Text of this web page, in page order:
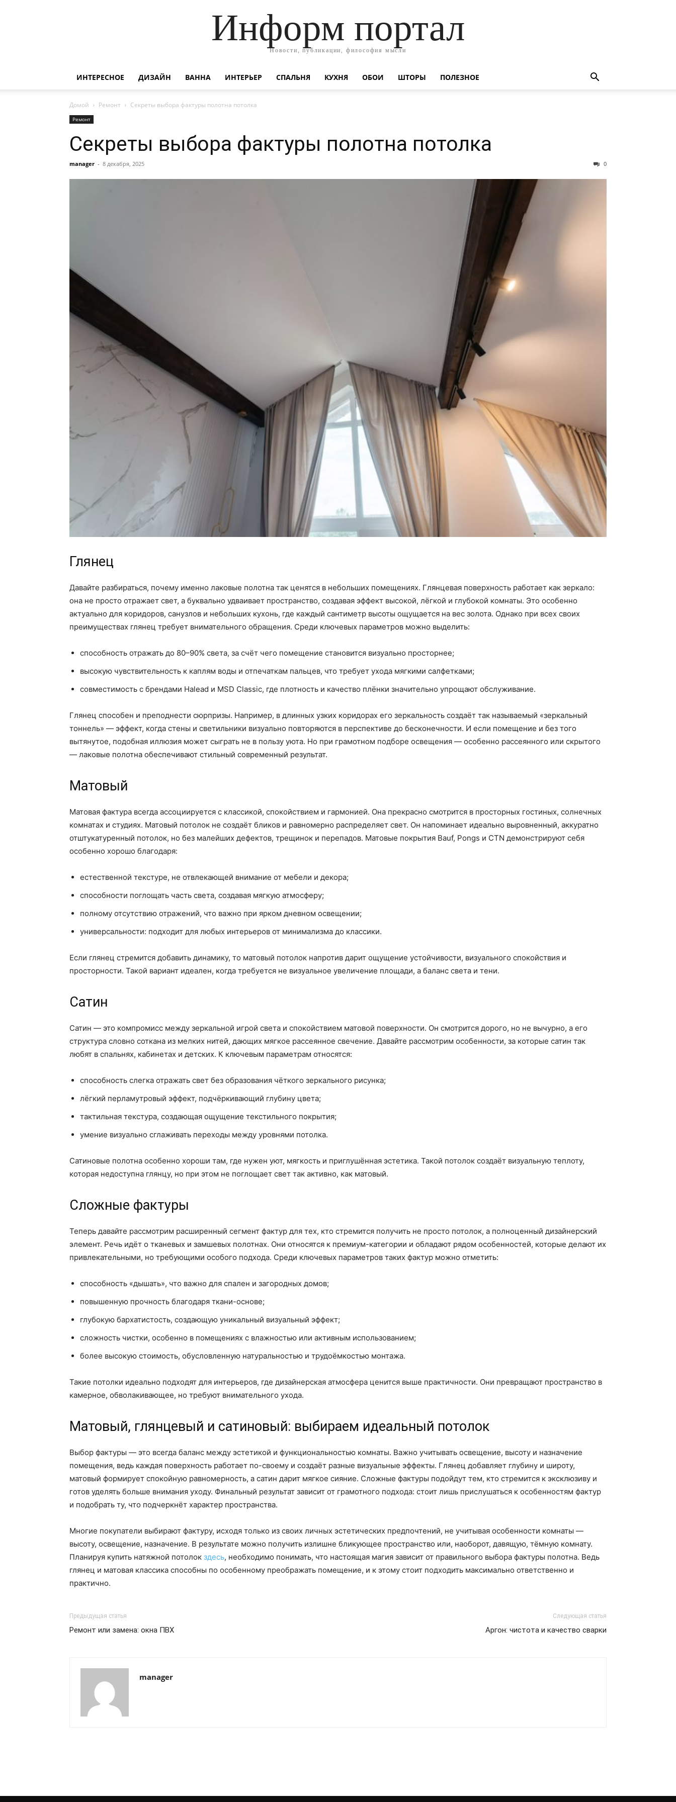
Информ портал
Новости, публикации, философия мысли
ИНТЕРЕСНОЕ ДИЗАЙН ВАННА ИНТЕРЬЕР СПАЛЬНЯ КУХНЯ ОБОИ ШТОРЫ ПОЛЕЗНОЕ
Домой Ремонт Секреты выбора фактуры полотна потолка
Ремонт
Секреты выбора фактуры полотна потолка
manager - 8 декабря, 2025 0
Глянец
Давайте разбираться, почему именно лаковые полотна так ценятся в небольших помещениях. Глянцевая поверхность работает как зеркало:
она не просто отражает свет, а буквально удваивает пространство, создавая эффект высокой, лёгкой и глубокой комнаты. Это особенно
актуально для коридоров, санузлов и небольших кухонь, где каждый сантиметр высоты ощущается на вес золота. Однако при всех своих
преимуществах глянец требует внимательного обращения. Среди ключевых параметров можно выделить:
способность отражать до 80–90% света, за счёт чего помещение становится визуально просторнее;
высокую чувствительность к каплям воды и отпечаткам пальцев, что требует ухода мягкими салфетками;
совместимость с брендами Halead и MSD Classic, где плотность и качество плёнки значительно упрощают обслуживание.
Глянец способен и преподнести сюрпризы. Например, в длинных узких коридорах его зеркальность создаёт так называемый «зеркальный
тоннель» — эффект, когда стены и светильники визуально повторяются в перспективе до бесконечности. И если помещение и без того
вытянутое, подобная иллюзия может сыграть не в пользу уюта. Но при грамотном подборе освещения — особенно рассеянного или скрытого
— лаковые полотна обеспечивают стильный современный результат.
Матовый
Матовая фактура всегда ассоциируется с классикой, спокойствием и гармонией. Она прекрасно смотрится в просторных гостиных, солнечных
комнатах и студиях. Матовый потолок не создаёт бликов и равномерно распределяет свет. Он напоминает идеально выровненный, аккуратно
отштукатуренный потолок, но без малейших дефектов, трещинок и перепадов. Матовые покрытия Bauf, Pongs и CTN демонстрируют себя
особенно хорошо благодаря:
естественной текстуре, не отвлекающей внимание от мебели и декора;
способности поглощать часть света, создавая мягкую атмосферу;
полному отсутствию отражений, что важно при ярком дневном освещении;
универсальности: подходит для любых интерьеров от минимализма до классики.
Если глянец стремится добавить динамику, то матовый потолок напротив дарит ощущение устойчивости, визуального спокойствия и
просторности. Такой вариант идеален, когда требуется не визуальное увеличение площади, а баланс света и тени.
Сатин
Сатин — это компромисс между зеркальной игрой света и спокойствием матовой поверхности. Он смотрится дорого, но не вычурно, а его
структура словно соткана из мелких нитей, дающих мягкое рассеянное свечение. Давайте рассмотрим особенности, за которые сатин так
любят в спальнях, кабинетах и детских. К ключевым параметрам относятся:
способность слегка отражать свет без образования чёткого зеркального рисунка;
лёгкий перламутровый эффект, подчёркивающий глубину цвета;
тактильная текстура, создающая ощущение текстильного покрытия;
умение визуально сглаживать переходы между уровнями потолка.
Сатиновые полотна особенно хороши там, где нужен уют, мягкость и приглушённая эстетика. Такой потолок создаёт визуальную теплоту,
которая недоступна глянцу, но при этом не поглощает свет так активно, как матовый.
Сложные фактуры
Теперь давайте рассмотрим расширенный сегмент фактур для тех, кто стремится получить не просто потолок, а полноценный дизайнерский
элемент. Речь идёт о тканевых и замшевых полотнах. Они относятся к премиум-категории и обладают рядом особенностей, которые делают их
привлекательными, но требующими особого подхода. Среди ключевых параметров таких фактур можно отметить:
способность «дышать», что важно для спален и загородных домов;
повышенную прочность благодаря ткани-основе;
глубокую бархатистость, создающую уникальный визуальный эффект;
сложность чистки, особенно в помещениях с влажностью или активным использованием;
более высокую стоимость, обусловленную натуральностью и трудоёмкостью монтажа.
Такие потолки идеально подходят для интерьеров, где дизайнерская атмосфера ценится выше практичности. Они превращают пространство в
камерное, обволакивающее, но требуют внимательного ухода.
Матовый, глянцевый и сатиновый: выбираем идеальный потолок
Выбор фактуры — это всегда баланс между эстетикой и функциональностью комнаты. Важно учитывать освещение, высоту и назначение
помещения, ведь каждая поверхность работает по-своему и создаёт разные визуальные эффекты. Глянец добавляет глубину и широту,
матовый формирует спокойную равномерность, а сатин дарит мягкое сияние. Сложные фактуры подойдут тем, кто стремится к эксклюзиву и
готов уделять больше внимания уходу. Финальный результат зависит от грамотного подхода: стоит лишь прислушаться к особенностям фактур
и подобрать ту, что подчеркнёт характер пространства.
Многие покупатели выбирают фактуру, исходя только из своих личных эстетических предпочтений, не учитывая особенности комнаты —
высоту, освещение, назначение. В результате можно получить излишне бликующее пространство или, наоборот, давящую, тёмную комнату.
Планируя купить натяжной потолок здесь, необходимо понимать, что настоящая магия зависит от правильного выбора фактуры полотна. Ведь
глянец и матовая классика способны по особенному преображать помещение, и к этому стоит подходить максимально ответственно и
практично.
Предыдущая статья
Ремонт или замена: окна ПВХ
Следующая статья
Аргон: чистота и качество сварки
manager